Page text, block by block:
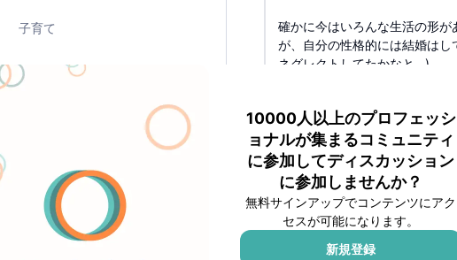
子育て
英語学習
ガジェット💻
ニューロダイバーシティ
10000人以上のプロフェッシ
ョナルが集まるコミュニティ
に参加してディスカッション
に参加しませんか？
無料サインアップでコンテンツにアク
セスが可能になります。
新規登録
確かに今はいろんな生活の形
が、自分の性格的には結婚は
ネグレクトしてたかなと…)
広告 企業 IfL0tE 7ヶ月前
30半ばで結婚しました。
私は旦那さんに出会った時、
ました。
両親や親戚が仲の良い夫婦ば